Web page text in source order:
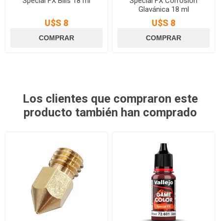
U$S 8
Glavánica 18 ml
U$S 8
Los clientes que compraron este
producto también han comprado